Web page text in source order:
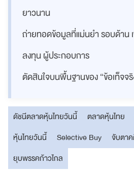
ยาวนาน
ถ่ายทอดข้อมูลที่แม่นยำ รอบด้าน
ลงทุน ผู้ประกอบการ
ตัดสินใจบนพื้นฐานของ “ข้อเท็จจริ
ดัชนีตลาดหุ้นไทยวันนี้ ตลาดหุ้นไทย
หุ้นไทยวันนี้
Selective Buy จับตา
ยุบพรรคก้าวไกล